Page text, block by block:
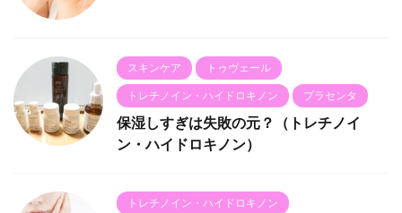
スキンケア トゥヴェール
トレチノイン・ハイドロキノン プラセンタ
保湿しすぎは失敗の元？（トレチノイ
ン・ハイドロキノン）
トレチノイン・ハイドロキノン